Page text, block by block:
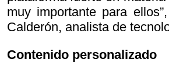
muy importante para
Calderón, analista de
Contenido personalizado